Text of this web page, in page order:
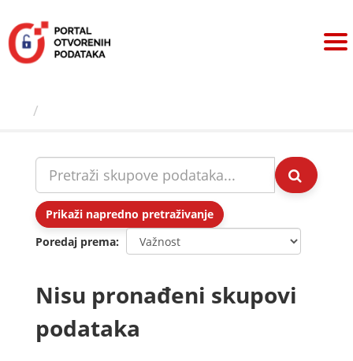
sadržaj
Prikaži napredno pretraživanje
Poredaj prema
Nisu pronađeni skupovi
podataka